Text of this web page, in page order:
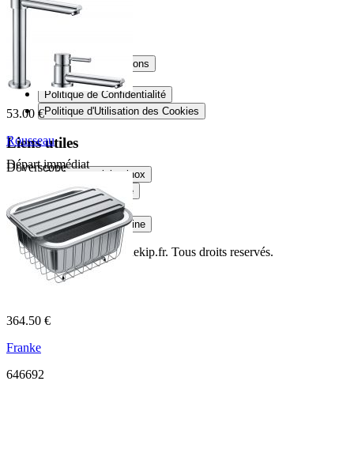
53.00 €
Rousseau
Doverscope
Départ immédiat
364.50 €
Franke
646692
Informations
Conditions et mentions
Mentions Légales
Politique de Confidentialité
Politique d'Utilisation des Cookies
Liens utiles
Crédence cuisine inox
Douche sur mesure
Plateau en verre
Plan de travail cuisine
© Copyright 2014Cuisinekip.fr. Tous droits reservés.